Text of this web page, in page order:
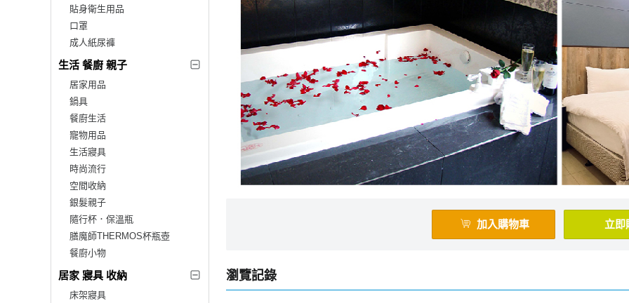
貼身衛生用品
口罩
成人紙尿褲
生活 餐廚 親子
居家用品
鍋具
餐廚生活
寵物用品
生活寢具
時尚流行
空間收納
銀髮親子
隨行杯．保溫瓶
膳魔師THERMOS杯瓶壺
餐廚小物
居家 寢具 收納
床架寢具
加入購物車 立即
瀏覽記錄